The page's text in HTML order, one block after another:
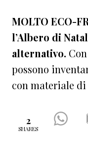
MOLTO ECO-
l’Albero di
alternativo.
possono
con materiale di
2
SHARES